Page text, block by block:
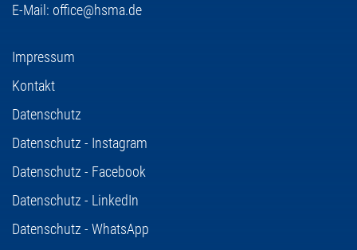
E-Mail: office@hsma.de
Impressum
Kontakt
Datenschutz
Datenschutz - Instagram
Datenschutz - Facebook
Datenschutz - LinkedIn
Datenschutz - WhatsApp